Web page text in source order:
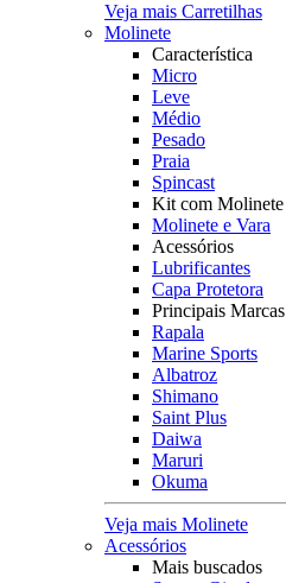
Veja mais Carretilhas
Molinete
Característica
Micro
Leve
Médio
Pesado
Praia
Spincast
Kit com Molinete
Molinete e Vara
Acessórios
Lubrificantes
Capa Protetora
Principais Marcas
Rapala
Marine Sports
Albatroz
Shimano
Saint Plus
Daiwa
Maruri
Okuma
Veja mais Molinete
Acessórios
Mais buscados